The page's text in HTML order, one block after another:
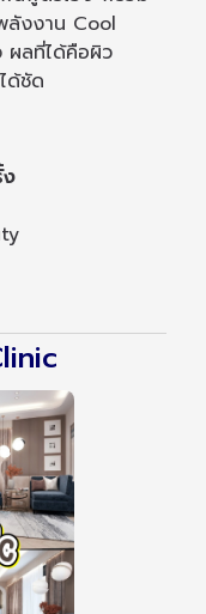
ลังงาน Cool
ผลที่ได้คือผิว
ด้ชัด